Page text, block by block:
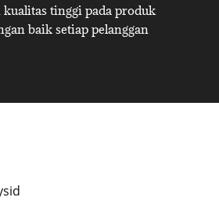
tinggi pada produk
baik setiap pelanggan